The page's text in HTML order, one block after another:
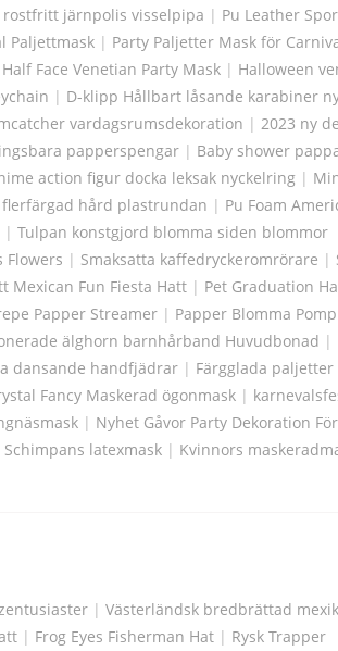
rostfritt järnpolis visselpipa | Pu Leather
Paljettmask | Party Paljetter Mask för
Face Venetian Party Mask | Halloween
| D-klipp Hållbart låsande karabiner
vardagsrumsdekoration | 2023 ny
papperspengar | Baby shower
action figur docka leksak nyckelring |
flerfärgad hård plastrundan | Pu Foam
| Tulpan konstgjord blomma siden blommor
Flowers | Smaksatta kaffedryckeromrörare |
Mexican Fun Fiesta Hatt | Pet Graduation
Papper Streamer | Papper Blomma Pomp
älghorn barnhårband Huvudbonad |
dansande handfjädrar | Färgglada
Fancy Maskerad ögonmask |
| Nyhet Gåvor Party Dekoration
Schimpans latexmask | Kvinnors
| Västerländsk bredbrättad
| Frog Eyes Fisherman Hat | Rysk Trapper